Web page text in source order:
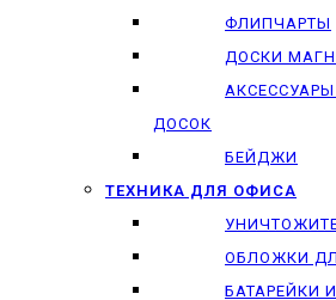
ФЛИПЧАРТЫ
ДОСКИ
ДОСОК
БЕЙДЖИ
ТЕХНИКА ДЛЯ ОФИСА
ОБЛОЖКИ
БАТАРЕЙКИ